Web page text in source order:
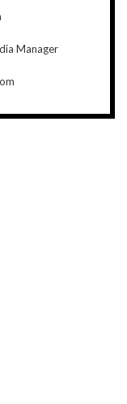
Manager